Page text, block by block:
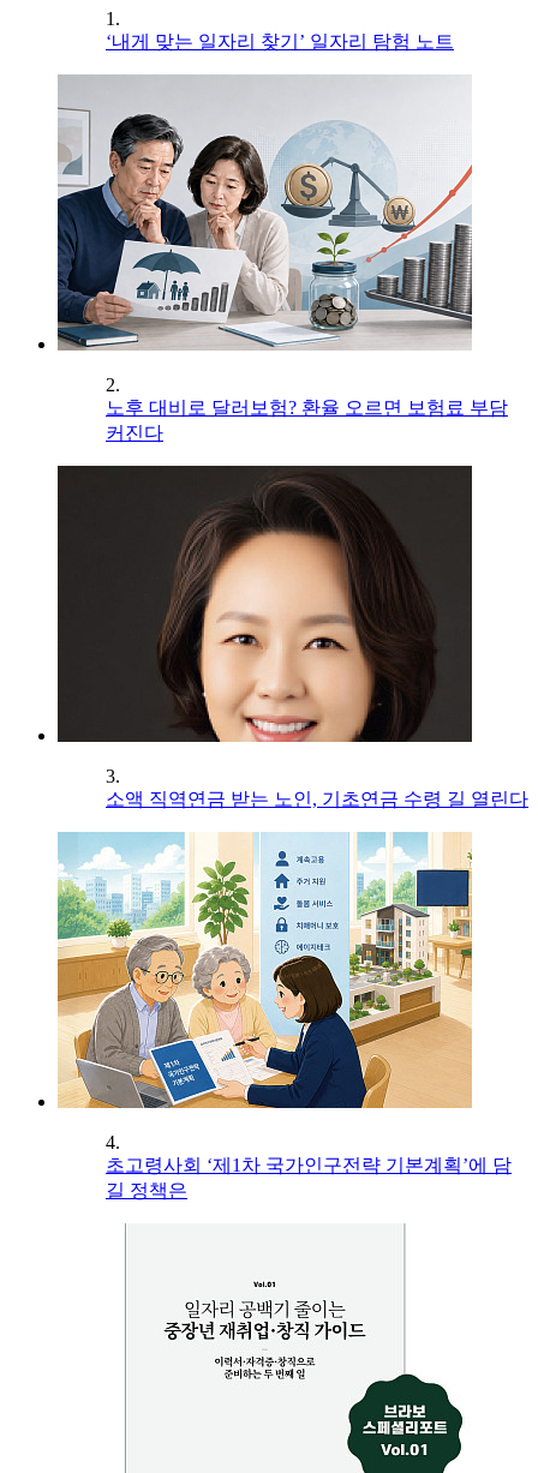
1.
‘내게 맞는 일자리 찾기’ 일자리 탐험 노트
2.
노후 대비로 달러보험? 환율 오르면 보험료 부담
커진다
3.
소액 직역연금 받는 노인, 기초연금 수령 길 열린다
4.
초고령사회 ‘제1차 국가인구전략 기본계획’에 담
길 정책은